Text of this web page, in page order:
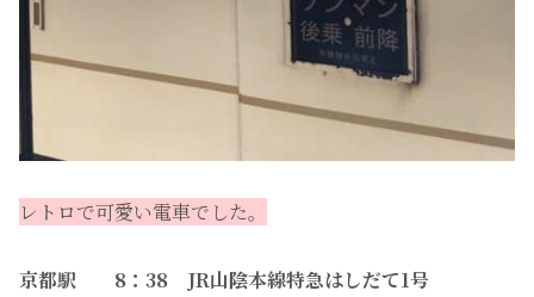
レトロで可愛い電車でした。
京都駅 8：38 JR山陰本線特急はしだて1号